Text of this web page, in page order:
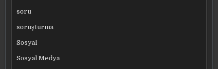
soru
soruşturma
Sosyal
Sosyal Medya